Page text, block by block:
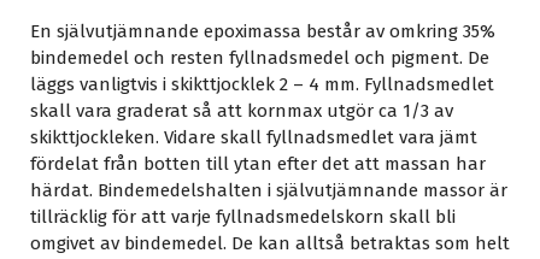
En självutjämnande epoximassa består av omkring 35%
bindemedel och resten fyllnadsmedel och pigment. De
läggs vanligtvis i skikttjocklek 2 – 4 mm. Fyllnadsmedlet
skall vara graderat så att kornmax utgör ca 1/3 av
skikttjockleken. Vidare skall fyllnadsmedlet vara jämt
fördelat från botten till ytan efter det att massan har
härdat. Bindemedelshalten i självutjämnande massor är
tillräcklig för att varje fyllnadsmedelskorn skall bli
omgivet av bindemedel. De kan alltså betraktas som helt